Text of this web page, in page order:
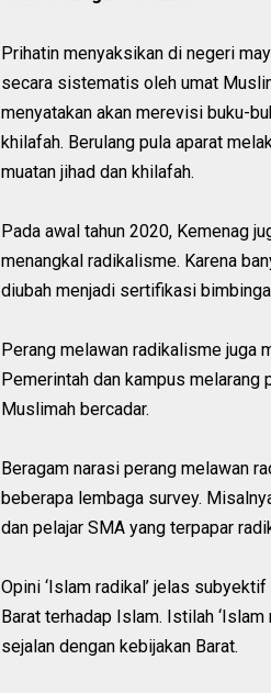
Prihatin menyaksikan di negeri
secara sistematis oleh umat
menyatakan akan merevisi buku-
khilafah. Berulang pula aparat
muatan jihad dan khilafah.
Pada awal tahun 2020, Kemenag
menangkal radikalisme. Karena
diubah menjadi sertifikasi
Perang melawan radikalisme juga
Pemerintah dan kampus
Muslimah bercadar.
Beragam narasi perang melawan
beberapa lembaga survey.
dan pelajar SMA yang terpapar
Opini ‘Islam radikal’ jelas
Barat terhadap Islam. Istilah
sejalan dengan kebijakan Barat.